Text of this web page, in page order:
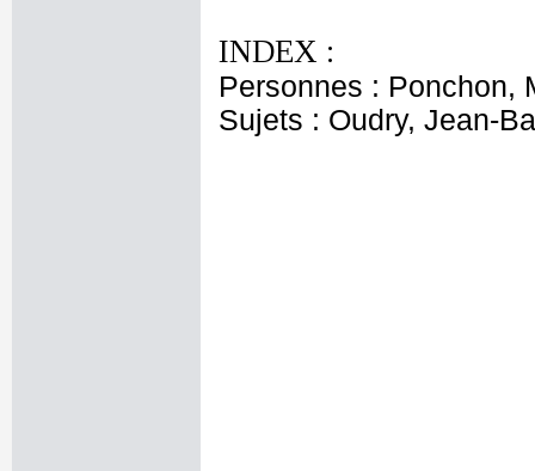
INDEX :
Personnes : Ponchon,
Sujets : Oudry, Jean-